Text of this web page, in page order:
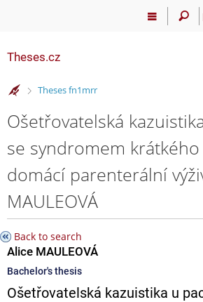
Theses.cz
>
Theses fn1mrr
Ošetřovatelská
se syndromem
domácí parenterální
MAULEOVÁ
Back to search
Alice MAULEOVÁ
Bachelor's thesis
Ošetřovatelská kazuistika u